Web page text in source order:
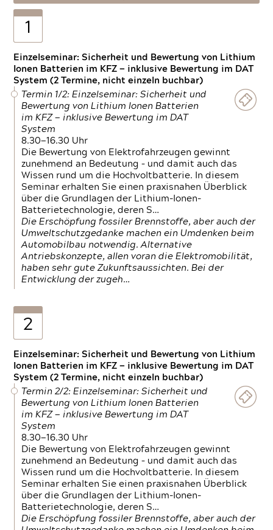
1
Einzelseminar: Sicherheit und Bewertung von Lithium
Ionen Batterien im KFZ — inklusive Bewertung im DAT
System (2 Termine, nicht einzeln buchbar)
Termin 1/2: Einzelseminar: Sicherheit und
Bewertung von Lithium Ionen Batterien
im KFZ — inklusive Bewertung im DAT
System
8.30—16.30 Uhr
Die Bewertung von Elektrofahrzeugen gewinnt
zunehmend an Bedeutung – und damit auch das
Wissen rund um die Hochvoltbatterie. In diesem
Seminar erhalten Sie einen praxisnahen Überblick
über die Grundlagen der Lithium-Ionen-
Batterietechnologie, deren S…
Die Erschöpfung fossiler Brennstoffe, aber auch der
Umweltschutzgedanke machen ein Umdenken beim
Automobilbau notwendig. Alternative
Antriebskonzepte, allen voran die Elektromobilität,
haben sehr gute Zukunftsaussichten. Bei der
Entwicklung der zugeh…
2
Einzelseminar: Sicherheit und Bewertung von Lithium
Ionen Batterien im KFZ — inklusive Bewertung im DAT
System (2 Termine, nicht einzeln buchbar)
Termin 2/2: Einzelseminar: Sicherheit und
Bewertung von Lithium Ionen Batterien
im KFZ — inklusive Bewertung im DAT
System
8.30—16.30 Uhr
Die Bewertung von Elektrofahrzeugen gewinnt
zunehmend an Bedeutung – und damit auch das
Wissen rund um die Hochvoltbatterie. In diesem
Seminar erhalten Sie einen praxisnahen Überblick
über die Grundlagen der Lithium-Ionen-
Batterietechnologie, deren S…
Die Erschöpfung fossiler Brennstoffe, aber auch der